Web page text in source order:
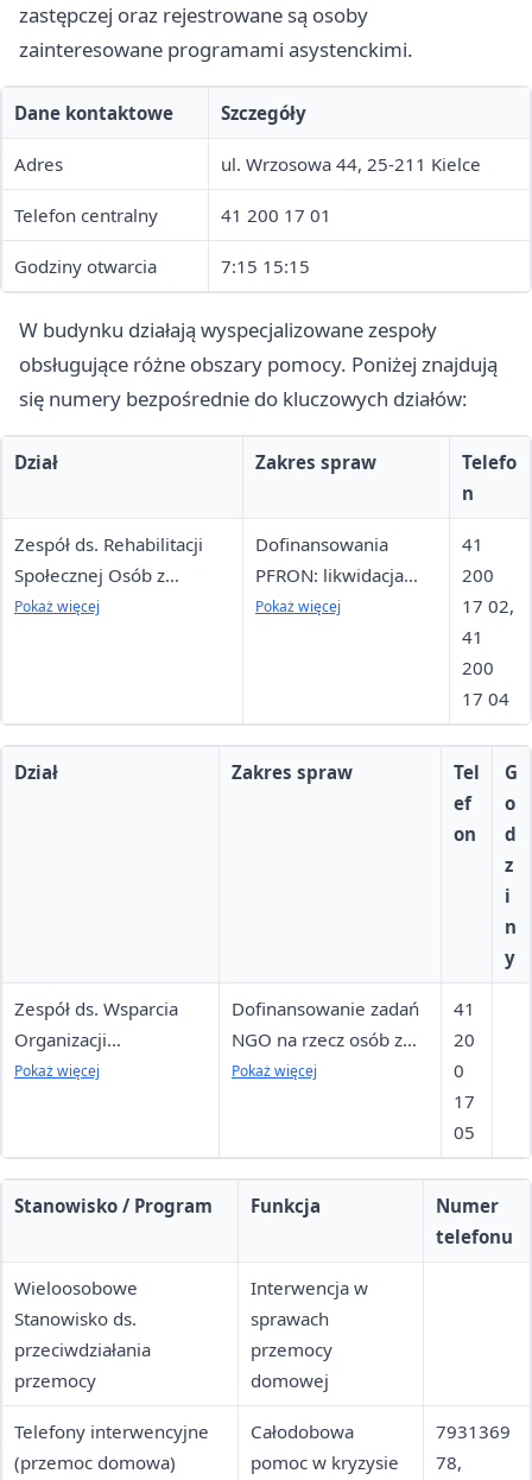
zastępczej oraz rejestrowane są osoby
zainteresowane programami asystenckimi.
Dane kontaktowe Szczegóły
Adres ul. Wrzosowa 44, 25-211 Kielce
Telefon centralny 41 200 17 01
Godziny otwarcia 7:15 15:15
W budynku działają wyspecjalizowane zespoły
obsługujące różne obszary pomocy. Poniżej znajdują
się numery bezpośrednie do kluczowych działów:
Dział Zakres spraw
Telefo
n
Zespół ds. Rehabilitacji
Społecznej Osób z
Niepełnosprawnościami
Pokaż więcej
Dofinansowania
PFRON: likwidacja
barier, sprzęt
Pokaż więcej
41
200
17 02,
41
200
17 04
Dział Zakres spraw
Tel
ef
on
G
o
d
z
i
n
y
Zespół ds. Wsparcia
Organizacji
Pozarządowych (pok.
Pokaż więcej
Dofinansowanie zadań
NGO na rzecz osób z
niepełnosprawnościami
Pokaż więcej
41
20
0
17
05
Stanowisko / Program Funkcja
Numer
telefonu
Wieloosobowe
Stanowisko ds.
przeciwdziałania
przemocy
Interwencja w
sprawach
przemocy
domowej
Telefony interwencyjne
(przemoc domowa)
Całodobowa
pomoc w kryzysie
7931369
78,